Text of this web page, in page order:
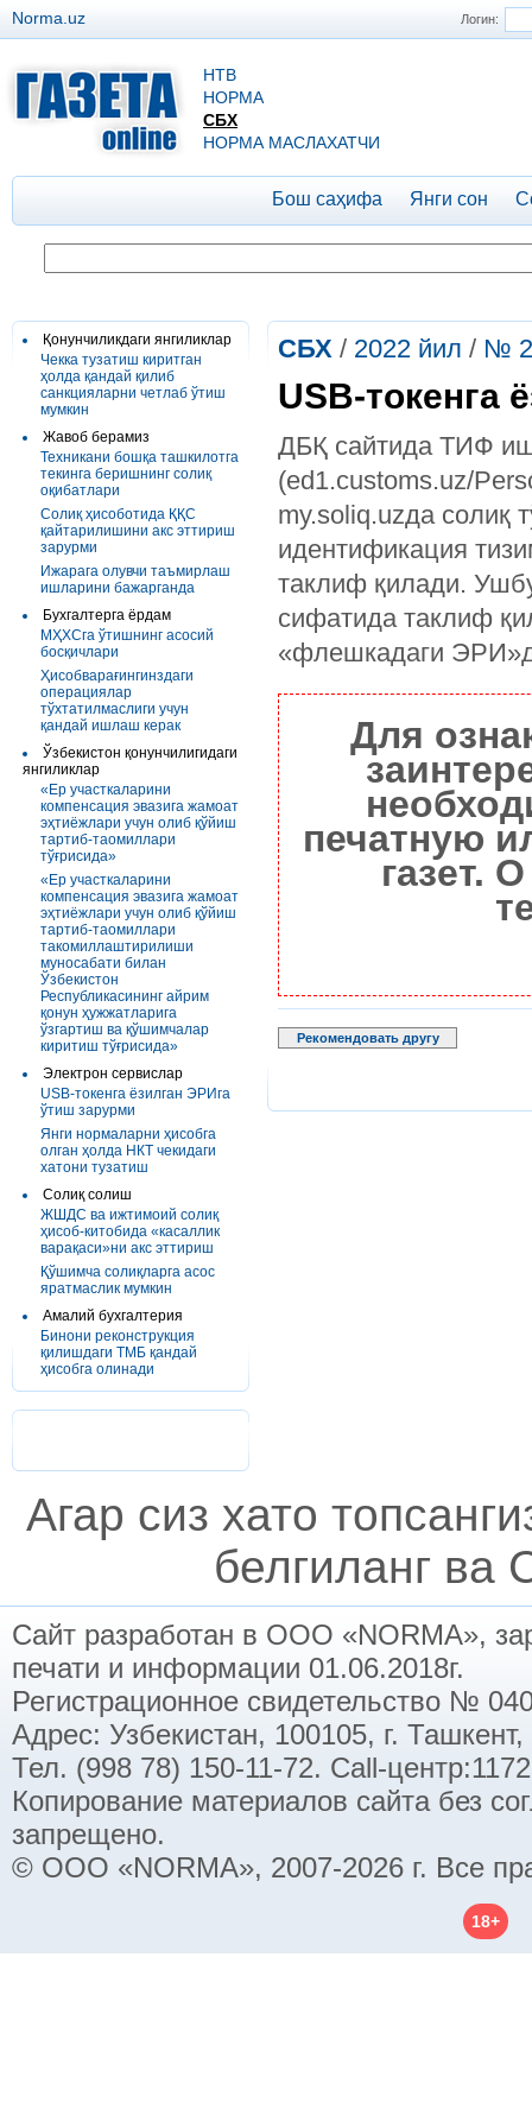
Логин:
Norma.uz
НТВ
НОРМА
СБХ
НОРМА МАСЛАХАТЧИ
Бош саҳифа Янги сон
Қонунчиликдаги янгиликлар
Чекка тузатиш киритган
ҳолда қандай қилиб
санкцияларни четлаб ўтиш
мумкин
Жавоб берамиз
Техникани бошқа ташкилотга
текинга беришнинг солиқ
оқибатлари
Солиқ ҳисоботида ҚҚС
қайтарилишини акс эттириш
зарурми
Ижарага олувчи таъмирлаш
ишларини бажарганда
Бухгалтерга ёрдам
МҲХСга ўтишнинг асосий
босқичлари
Ҳисобварағингинздаги
операциялар
тўхтатилмаслиги учун
қандай ишлаш керак
Ўзбекистон қонунчилигидаги
янгиликлар
«Ер участкаларини
компенсация эвазига жамоат
эҳтиёжлари учун олиб қўйиш
тартиб-таомиллари
тўғрисида»
«Ер участкаларини
компенсация эвазига жамоат
эҳтиёжлари учун олиб қўйиш
тартиб-таомиллари
такомиллаштирилиши
муносабати билан
Ўзбекистон
Республикасининг айрим
қонун ҳужжатларига
ўзгартиш ва қўшимчалар
киритиш тўғрисида»
Электрон сервислар
USB-токенга ёзилган ЭРИга
ўтиш зарурми
Янги нормаларни ҳисобга
олган ҳолда НКТ чекидаги
хатони тузатиш
Солиқ солиш
ЖШДС ва ижтимоий солиқ
ҳисоб-китобида «касаллик
варақаси»ни акс эттириш
Қўшимча солиқларга асос
яратмаслик мумкин
Амалий бухгалтерия
Бинони реконструкция
қилишдаги ТМБ қандай
ҳисобга олинади
СБХ / 2022 йил / №
USB-токенга
ДБҚ сайтида ТИФ
(ed1.customs.uz/
my.soliq.uzда солиқ
идентификация
таклиф қилади.
сифатида таклиф
«флешкадаги
Для
печатную
газет.
Рекомендовать другу
Агар сиз хато
белгиланг ва
Сайт разработан в ООО «NORMA»,
печати и информации 01.06.2018г.
Регистрационное свидетельство №
Адрес: Узбекистан, 100105, г.
Тел. (998 78) 150-11-72. Call-
Копирование материалов сайта без
запрещено.
© ООО «NORMA», 2007-2026 г. Все
18+